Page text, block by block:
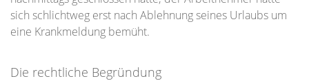
sich schlichtweg erst nach Ablehnung seines Urlaubs um
eine Krankmeldung bemüht.
Die rechtliche Begründung